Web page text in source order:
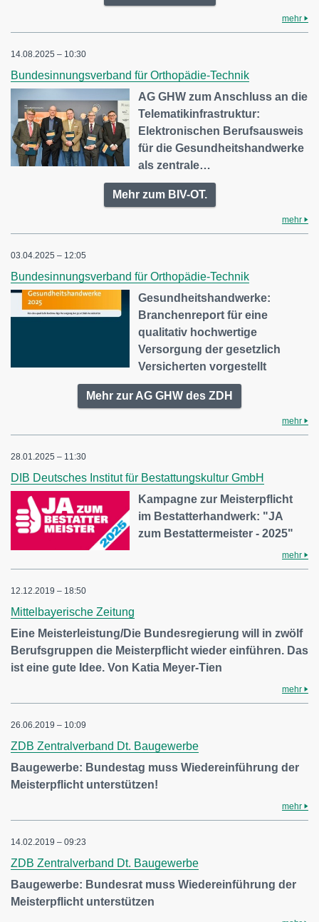
mehr
14.08.2025 – 10:30
Bundesinnungsverband für Orthopädie-Technik
AG GHW zum Anschluss an die
Telematikinfrastruktur:
Elektronischen Berufsausweis
für die Gesundheitshandwerke
als zentrale…
Mehr zum BIV-OT.
mehr
03.04.2025 – 12:05
Bundesinnungsverband für Orthopädie-Technik
Gesundheitshandwerke:
Branchenreport für eine
qualitativ hochwertige
Versorgung der gesetzlich
Versicherten vorgestellt
Mehr zur AG GHW des ZDH
mehr
28.01.2025 – 11:30
DIB Deutsches Institut für Bestattungskultur GmbH
Kampagne zur Meisterpflicht
im Bestatterhandwerk: "JA
zum Bestattermeister - 2025"
mehr
12.12.2019 – 18:50
Mittelbayerische Zeitung
Eine Meisterleistung/Die Bundesregierung will in zwölf
Berufsgruppen die Meisterpflicht wieder einführen. Das
ist eine gute Idee. Von Katia Meyer-Tien
mehr
26.06.2019 – 10:09
ZDB Zentralverband Dt. Baugewerbe
Baugewerbe: Bundestag muss Wiedereinführung der
Meisterpflicht unterstützen!
mehr
14.02.2019 – 09:23
ZDB Zentralverband Dt. Baugewerbe
Baugewerbe: Bundesrat muss Wiedereinführung der
Meisterpflicht unterstützen